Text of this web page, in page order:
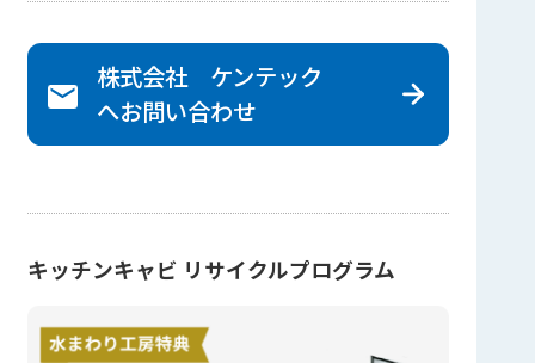
株式会社 ケンテック
へお問い合わせ
キッチンキャビ リサイクルプログラム